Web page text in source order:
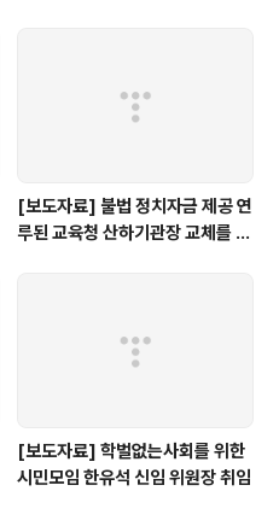
[보도자료] 불법 정치자금 제공 연
루된 교육청 산하기관장 교체를 촉
[보도자료] 학벌없는사회를 위한
시민모임 한유석 신임 위원장 취임